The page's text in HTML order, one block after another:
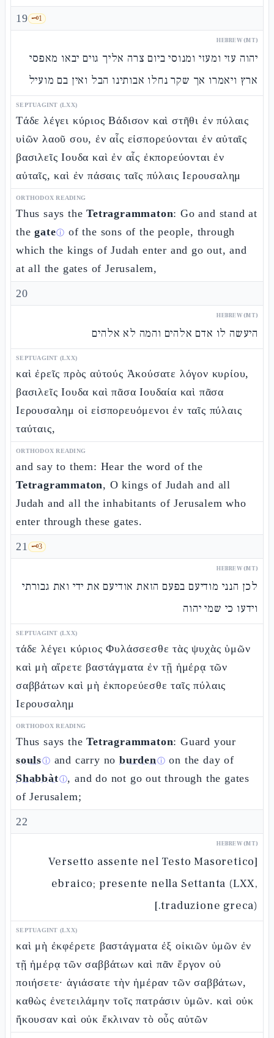
19 🗝️1
HEBREW (MT)
יהוה עזי ומעזי ומנוסי ביום צרה אליך גוים יבאו מאפסי
ארץ ויאמרו אך שקר נחלו אבותינו הבל ואין בם מועיל
SEPTUAGINT (LXX)
Τάδε λέγει κύριος Βάδισον καὶ στῆθι ἐν πύλαις
υἱῶν λαοῦ σου, ἐν αἷς εἰσπορεύονται ἐν αὐταῖς
βασιλεῖς Ιουδα καὶ ἐν αἷς ἐκπορεύονται ἐν
αὐταῖς, καὶ ἐν πάσαις ταῖς πύλαις Ιερουσαλημ
ORTHODOX READING
Thus says theTetragrammaton: Go and stand at
thegateⓘ of the sons of the people, through
which the kings of Judah enter and go out, and
at all the gates of Jerusalem,
20
HEBREW (MT)
היעשה לו אדם אלהים והמה לא אלהים
SEPTUAGINT (LXX)
καὶ ἐρεῖς πρὸς αὐτούς Ἀκούσατε λόγον κυρίου,
βασιλεῖς Ιουδα καὶ πᾶσα Ιουδαία καὶ πᾶσα
Ιερουσαλημ οἱ εἰσπορευόμενοι ἐν ταῖς πύλαις
ταύταις,
ORTHODOX READING
and say to them: Hear the word of the
Tetragrammaton, O kings of Judah and all
Judah and all the inhabitants of Jerusalem who
enter through these gates.
21 🗝️3
HEBREW (MT)
לכן הנני מודיעם בפעם הזאת אודיעם את ידי ואת גבורתי
וידעו כי שמי יהוה
SEPTUAGINT (LXX)
τάδε λέγει κύριος Φυλάσσεσθε τὰς ψυχὰς ὑμῶν
καὶ μὴ αἴρετε βαστάγματα ἐν τῇ ἡμέρᾳ τῶν
σαββάτων καὶ μὴ ἐκπορεύεσθε ταῖς πύλαις
Ιερουσαλημ
ORTHODOX READING
Thus says theTetragrammaton: Guard your
soulsⓘ and carry noburdenⓘ on the day of
Shabbàtⓘ, and do not go out through the gates
of Jerusalem;
22
HEBREW (MT)
[Versetto assente nel Testo Masoretico
ebraico; presente nella Settanta (LXX,
traduzione greca).]
SEPTUAGINT (LXX)
καὶ μὴ ἐκφέρετε βαστάγματα ἐξ οἰκιῶν ὑμῶν ἐν
τῇ ἡμέρᾳ τῶν σαββάτων καὶ πᾶν ἔργον οὐ
ποιήσετε· ἁγιάσατε τὴν ἡμέραν τῶν σαββάτων,
καθὼς ἐνετειλάμην τοῖς πατράσιν ὑμῶν. καὶ οὐκ
ἤκουσαν καὶ οὐκ ἔκλιναν τὸ οὖς αὐτῶν